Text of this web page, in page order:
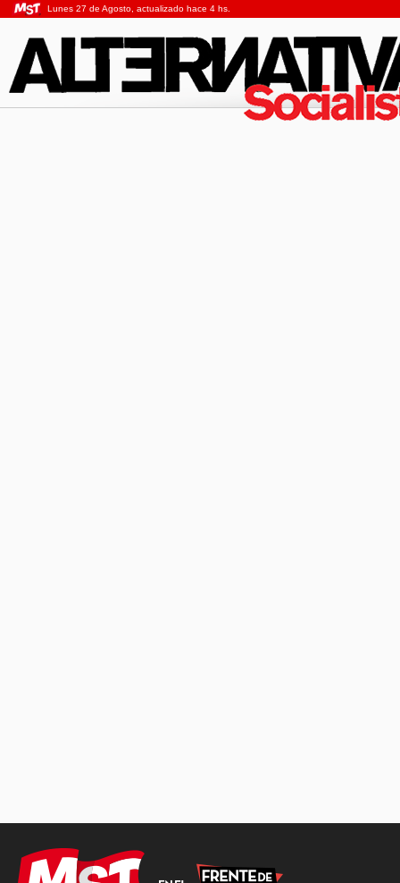
Lunes 27 de Agosto, actualizado hace 4 hs.